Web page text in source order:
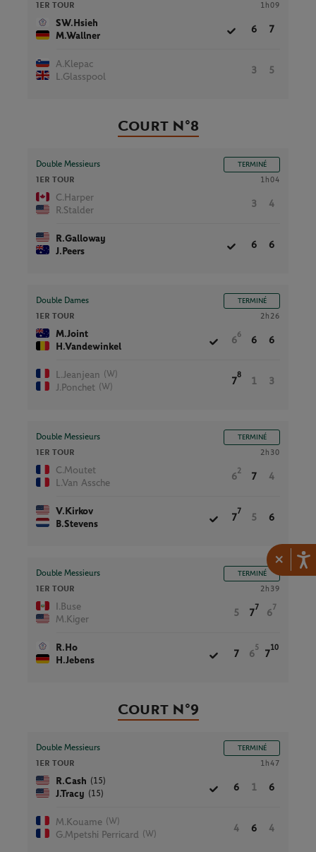
×
1ER TOUR 1h09
SW.Hsieh
M.Wallner
6 7
A.Klepac
L.Glasspool
3 5
Court N°8
Double Messieurs TERMINÉ
1ER TOUR 1h04
C.Harper
R.Stalder
3 4
R.Galloway
J.Peers
6 6
Double Dames TERMINÉ
1ER TOUR 2h26
M.Joint
H.Vandewinkel
6
6
6 6
L.Jeanjean (W)
J.Ponchet (W)
7
8
1 3
Double Messieurs TERMINÉ
1ER TOUR 2h30
C.Moutet
L.Van Assche
6
2
7 4
V.Kirkov
B.Stevens
7
7
5 6
Double Messieurs TERMINÉ
1ER TOUR 2h39
I.Buse
M.Kiger
5 7
7
6
7
R.Ho
H.Jebens
7 6
5
7
10
Court N°9
Double Messieurs TERMINÉ
1ER TOUR 1h47
R.Cash (15)
J.Tracy (15)
6 1 6
M.Kouame (W)
G.Mpetshi Perricard (W)
4 6 4